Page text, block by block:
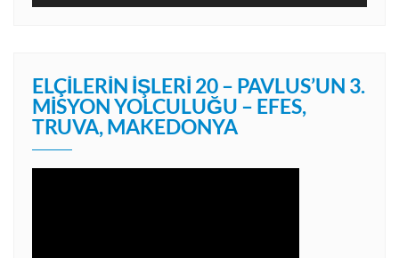
ELÇILERIN İŞLERI 20 – PAVLUS’UN 3.
MISYON YOLCULUĞU – EFES,
TRUVA, MAKEDONYA